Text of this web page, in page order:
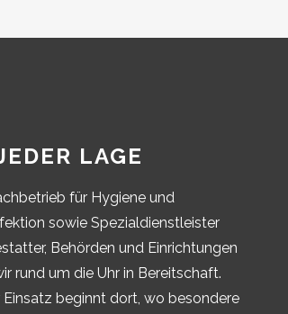
LAGE
für Hygiene und
sowie Spezialdienstleister
Behörden und Einrichtungen
rund um die Uhr in Bereitschaft.
Einsatz beginnt dort, wo besondere